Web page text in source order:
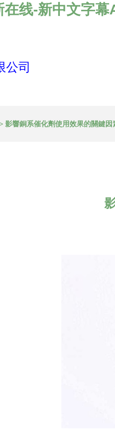
线-新中文字
公司
影響銅系催化劑使用效果的關鍵因